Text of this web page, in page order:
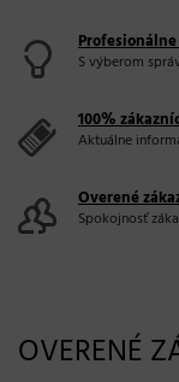
S výberom
100%
Aktuálne
Overené
Spokojnosť
OVERENÉ